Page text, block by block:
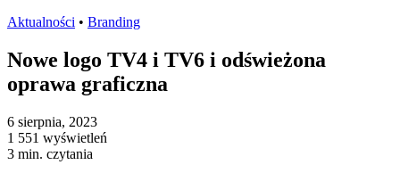
Aktualności • Branding
Nowe logo TV4 i TV6 i odświeżona
oprawa graficzna
6 sierpnia, 2023
1 551 wyświetleń
3 min. czytania